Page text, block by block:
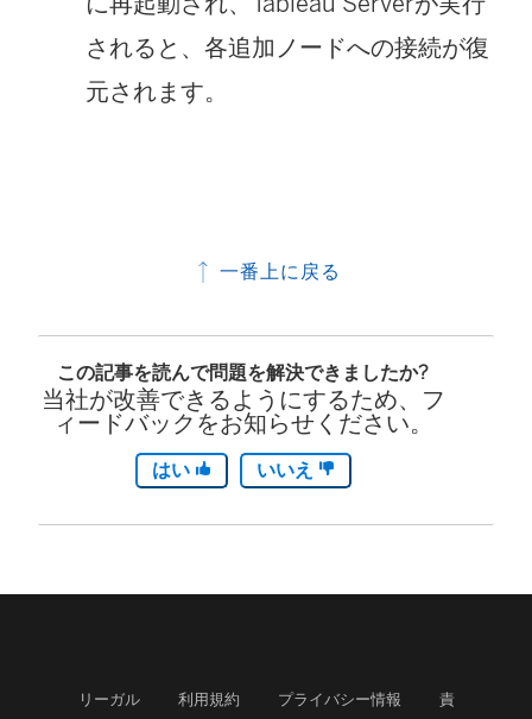
されると、各追加ノードへの接続が復
元されます。
一番上に戻る
この記事を読んで問題を解決できましたか?
当社が改善できるようにするため、フ
ィードバックをお知らせください。
はい いいえ
リーガル 利用規約 プライバシー情報 責